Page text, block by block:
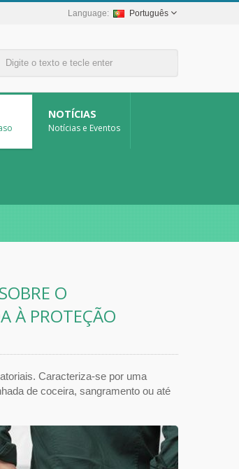
Português
NOTÍCIAS
Notícias e Eventos
O
À PROTEÇÃO
Caracteriza-se por uma
de coceira, sangramento ou até